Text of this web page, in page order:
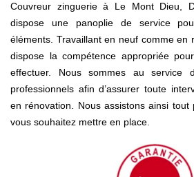
Couvreur zinguerie à Le Mont Dieu,
dispose une panoplie de service
éléments. Travaillant en neuf comme en
dispose la compétence appropriée
effectuer. Nous sommes au service
professionnels afin d’assurer toute
en rénovation. Nous assistons ainsi
vous souhaitez mettre en place.